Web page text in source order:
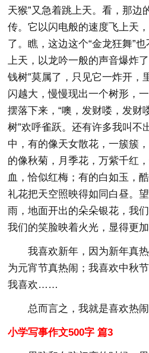
天猴”又急着跳上天。看，那边
传。它以闪电般的速度飞上天
了。瞧，这边这个“金龙狂舞”
上天，以龙吟一般的声音爆炸
钱树”莫属了，只见它一炸开，
闪越大，慢慢现出一个树形，
摆落下来，“噢，发财喽，发
树”欢呼雀跃。还有许多我叫不
中，有的像天女散花，一簇簇
的像秋菊，月季花，万紫千红
血，恰似红梅；有的白如玉，
礼花把天空照映得如同白昼。
雨，地面开出的朵朵银花，我
我们的笑脸映着火光，显得更加
我喜欢新年，因为新年真
为元宵节真热闹；我喜欢中秋
我喜欢……
总而言之，我就是喜欢热闹
小学写事作文500字 篇3